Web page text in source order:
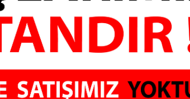
PRINCO PR-330 SİNEK KOVUCU
RAKET
250.00 TL